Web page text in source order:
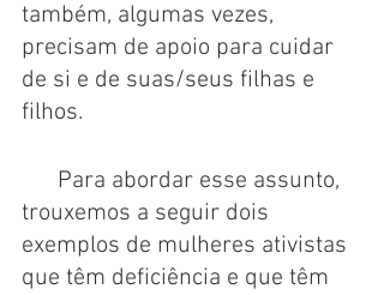
também, algumas vezes,
precisam de apoio para cuidar
de si e de suas/seus filhas e
filhos.
trouxemos a seguir dois
exemplos de mulheres ativistas
que têm deficiência e que têm